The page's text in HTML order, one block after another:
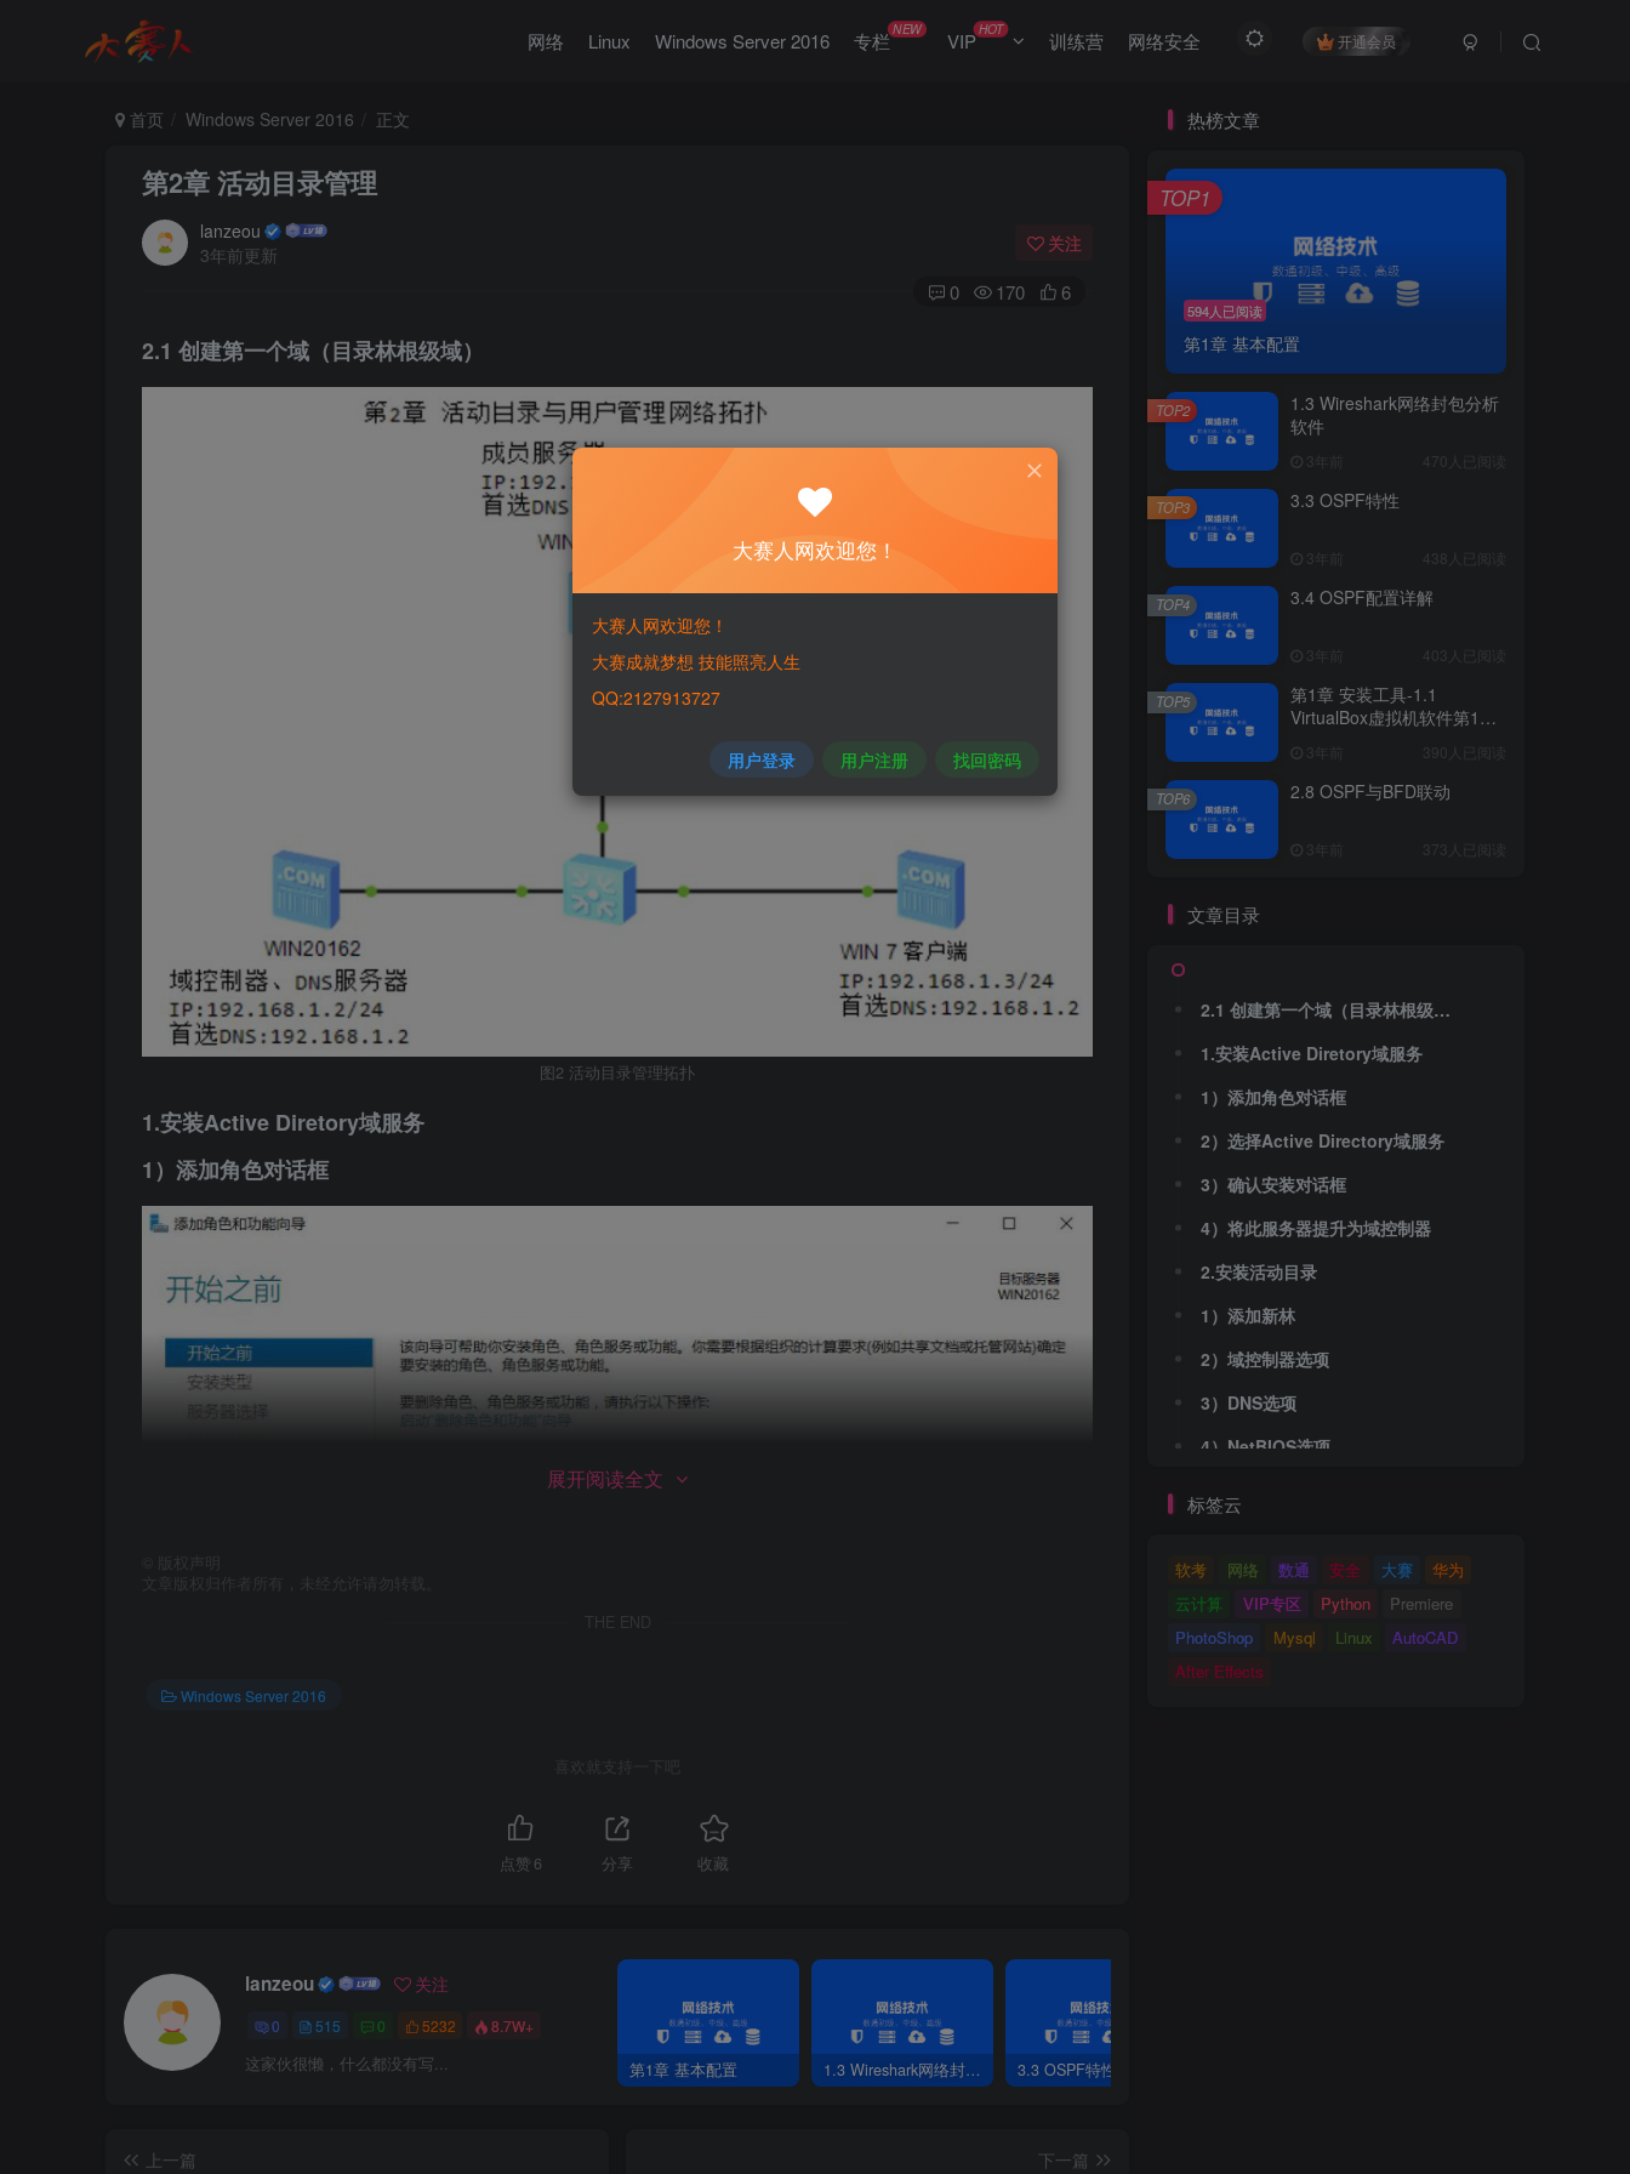
开通会员
网络 Linux Windows Server 2016 专栏NEW VIPHOT 训练营 网络安全
首页 Windows Server 2016 正文
第2章 活动目录管理
lanzeou
3年前更新
关注
0 170 6
2.1 创建第一个域（目录林根级域）
图2 活动目录管理拓扑
1.安装Active Diretory域服务
1）添加角色对话框
展开阅读全文
版权声明
文章版权归作者所有，未经允许请勿转载。
THE END
Windows Server 2016
喜欢就支持一下吧
点赞 6 分享 收藏
lanzeou 关注
0 515 0 5232 8.7W+
这家伙很懒，什么都没有写... 第1章 基本配置 1.3 Wireshark网络封包分析软件 3.3 OSPF特性
上一篇
下一篇
热榜文章
594人已阅读
第1章 基本配置
TOP1
1.3 Wireshark网络封包分析
软件
3年前 470人已阅读
TOP2
3.3 OSPF特性
3年前 438人已阅读
TOP3
3.4 OSPF配置详解
3年前 403人已阅读
TOP4
第1章 安装工具-1.1
VirtualBox虚拟机软件第1章
3年前 390人已阅读
TOP5
2.8 OSPF与BFD联动
3年前 373人已阅读
TOP6
文章目录
2.1 创建第一个域（目录林根级域）
1.安装Active Diretory域服务
1）添加角色对话框
2）选择Active Directory域服务
3）确认安装对话框
4）将此服务器提升为域控制器
2.安装活动目录
1）添加新林
2）域控制器选项
3）DNS选项
4）NetBIOS选项
7）用户SamAccountName登录
3.验证Active Diretory域服务
1）查看计算机全名
标签云
软考 网络 数通 安全 大赛
华为
云计算
VIP专区 Python
Premiere
PhotoShop
Mysql Linux
AutoCAD
After Effects
大赛人网欢迎您！
大赛人网欢迎您！
大赛成就梦想 技能照亮人生
QQ:2127913727
用户登录 用户注册 找回密码